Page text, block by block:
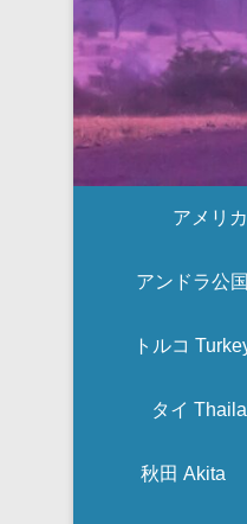
アメリ
アンドラ公
トルコ
タイ
秋田 Akita